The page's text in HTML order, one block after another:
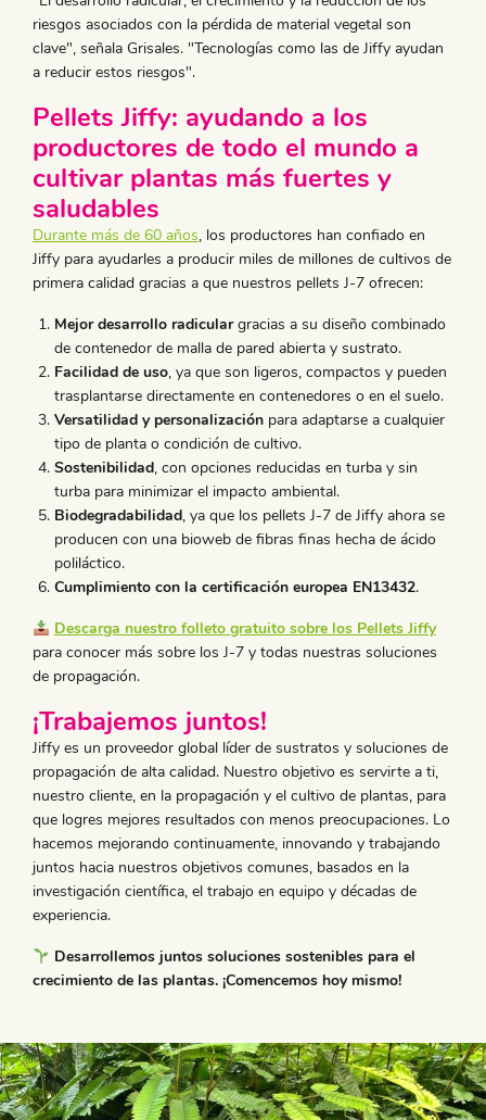
riesgos asociados con la pérdida de material vegetal son
clave", señala Grisales. "Tecnologías como las de Jiffy ayudan
a reducir estos riesgos".
Pellets Jiffy: ayudando a los
productores de todo el mundo a
cultivar plantas más fuertes y
saludables
Durante más de 60 años, los productores han confiado en
Jiffy para ayudarles a producir miles de millones de cultivos de
primera calidad gracias a que nuestros pellets J-7 ofrecen:
Mejor desarrollo radiculargracias a su diseño combinado
de contenedor de malla de pared abierta y sustrato.
Facilidad de uso, ya que son ligeros, compactos y pueden
trasplantarse directamente en contenedores o en el suelo.
Versatilidad y personalización para adaptarse a cualquier
tipo de planta o condición de cultivo.
Sostenibilidad, con opciones reducidas en turba y sin
turba para minimizar el impacto ambiental.
Biodegradabilidad, ya que los pellets J-7 de Jiffy ahora se
producen con una bioweb de fibras finas hecha de ácido
poliláctico.
Cumplimiento con la certificación europea EN13432.
Descarga nuestro folleto gratuito sobre los Pellets Jiffy
para conocer más sobre los J-7 y todas nuestras soluciones
de propagación.
¡Trabajemos juntos!
Jiffy es un proveedor global líder de sustratos y soluciones de
propagación de alta calidad. Nuestro objetivo es servirte a ti,
nuestro cliente, en la propagación y el cultivo de plantas, para
que logres mejores resultados con menos preocupaciones. Lo
hacemos mejorando continuamente, innovando y trabajando
juntos hacia nuestros objetivos comunes, basados en la
investigación científica, el trabajo en equipo y décadas de
experiencia.
Desarrollemos juntos soluciones sostenibles para el
crecimiento de las plantas. ¡Comencemos hoy mismo!